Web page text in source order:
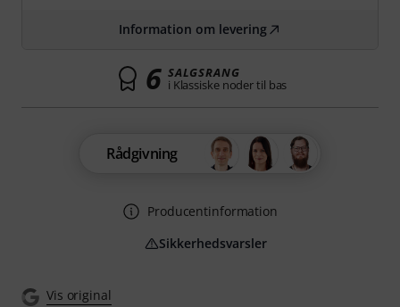
Vis original
Information om levering
6 SALGSRANG
i Klassiske noder til bas
Rådgivning
Producentinformation
Sikkerhedsvarsler